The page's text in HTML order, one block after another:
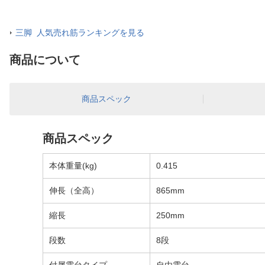
三脚 人気売れ筋ランキングを見る
商品について
商品スペック
商品スペック
本体重量(kg) 0.415
伸長（全高） 865mm
縮長 250mm
段数 8段